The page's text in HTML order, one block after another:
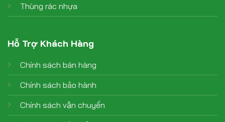
Thùng rác nhựa
Hỗ Trợ Khách Hàng
Chính sách bán hàng
Chính sách bảo hành
Chính sách vận chuyển